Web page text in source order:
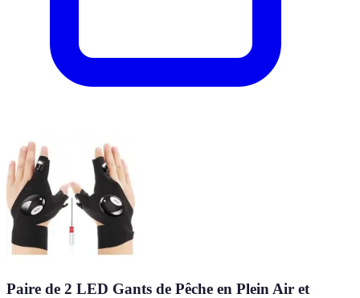
Paire de 2 LED Gants de Pêche en Plein Air et